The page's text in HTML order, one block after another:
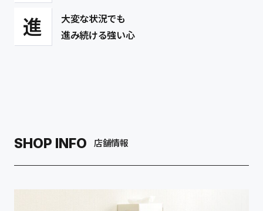
進
大変な状況でも
進み続ける強い心
SHOP INFO 店舗情報